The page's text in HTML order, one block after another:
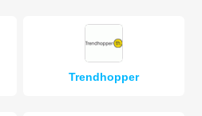
Trendhopper